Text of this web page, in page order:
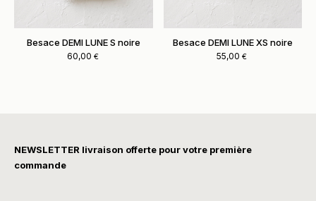
Besace DEMI LUNE S noire
60,00 €
Besace DEMI LUNE XS noire
55,00€
NEWSLETTER livraison offerte pour votre première
commande